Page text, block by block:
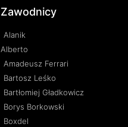
Zawodnicy
Alanik
Alberto
Amadeusz Ferrari
Bartosz Leśko
Bartłomiej Gładkowicz
Borys Borkowski
Boxdel